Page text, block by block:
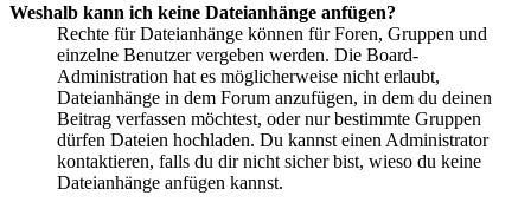
Weshalb kann ich keine Dateianhänge anfügen?
Rechte für Dateianhänge können für Foren, Gruppen und
einzelne Benutzer vergeben werden. Die Board-
Administration hat es möglicherweise nicht erlaubt,
Dateianhänge in dem Forum anzufügen, in dem du deinen
Beitrag verfassen möchtest, oder nur bestimmte Gruppen
dürfen Dateien hochladen. Du kannst einen Administrator
kontaktieren, falls du dir nicht sicher bist, wieso du keine
Dateianhänge anfügen kannst.